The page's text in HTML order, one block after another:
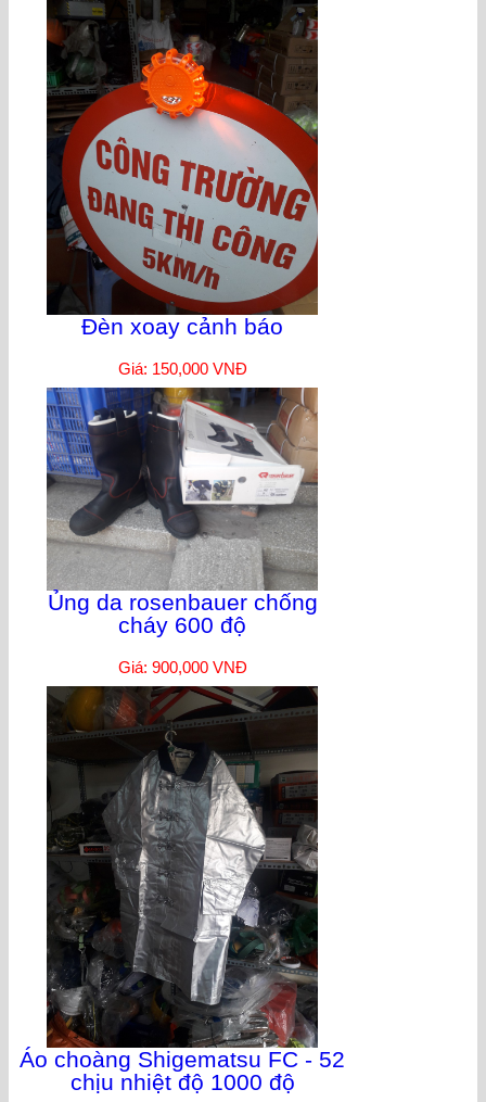
Đèn xoay cảnh báo
Giá: 150,000 VNĐ
Ủng da rosenbauer chống
cháy 600 độ
Giá: 900,000 VNĐ
Áo choàng Shigematsu FC - 52
chịu nhiệt độ 1000 độ